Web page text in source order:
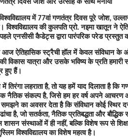
में 77वां गणतंत्र दिवस पूरे जोश,
की कुलपति प्रो. नइमा खातून ने
एनसीसी कैडेट्स द्वारा पारंपरिक परेड प्रस्तुत
ऐतिहासिक स्ट्रैची हॉल में केवल संविधान के
विकास यात्रा और उसके भविष्य के प्रति हमारी
हुए हैं।
तिरंगा लहराता है,तो यह हमें याद दिलाता है कि
नैतिक संकल्प है,जिसे हम हर वर्ष अपने आचरण
का अवसर देता है कि संविधान कोई स्थिर
है,जो सतर्कता,नैतिक प्रतिबद्धता और बौद्धिक
शासन संस्थाओं में ही नहीं,बल्कि विशेष रूप से
विश्वविद्यालय का विशेष महत्व है।